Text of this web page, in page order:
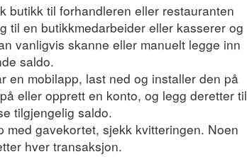
butikk til forhandleren eller restauranten
til en butikkmedarbeider eller kasserer og
vanligvis skanne eller manuelt legge inn
saldo.
en mobilapp, last ned og installer den på
eller opprett en konto, og legg deretter til
tilgjengelig saldo.
gavekortet, sjekk kvitteringen. Noen
hver transaksjon.